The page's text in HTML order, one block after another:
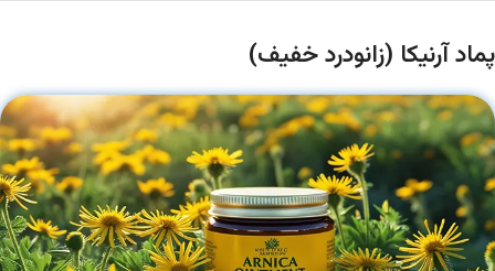
پماد آرنیکا (زانودرد خفیف)